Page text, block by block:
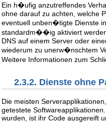
Ein h�ufig anzutreffendes
ohne darauf zu achten, welche
eventuell unben�tigte Dienste
standardm��ig aktiviert
DNS auf einem Server oder
wiederum zu unerw�nschtem
Weitere Informationen zum
2.3.2. Dienste ohne
Die meisten
getestete
wurden, ist ihr Code ausgereift